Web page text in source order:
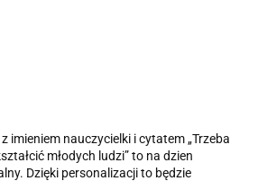
imieniem nauczycielki i cytatem „Trzeba
młodych ludzi” to na dzien
Dzięki personalizacji to będzie